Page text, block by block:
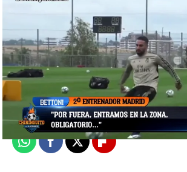
El Chiringuito
Madrid
Publicado:13 de mayo de 2020, 02:24
WhatsappFacebook
X Flipboard